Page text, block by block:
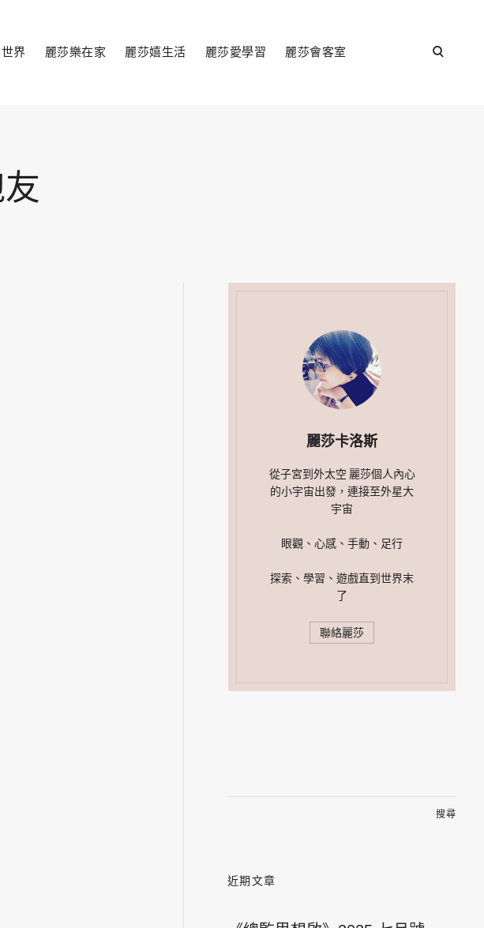
界 麗莎樂在家 麗莎嬉生活 麗莎愛學習 麗莎會客室
open
麗莎卡洛斯
從子宮到外太空 麗莎個人內心
的小宇宙出發，連接至外星大
宇宙
眼觀、心感、手動、足行
探索、學習、遊戲直到世界末
了
聯絡麗莎
近期文章